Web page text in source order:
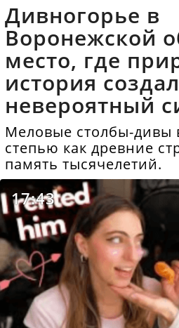
Дивногорье в
Воронежской
место, где
история
невероятный
Меловые столбы-дивы
степью как древние
память тысячелетий.
17:43